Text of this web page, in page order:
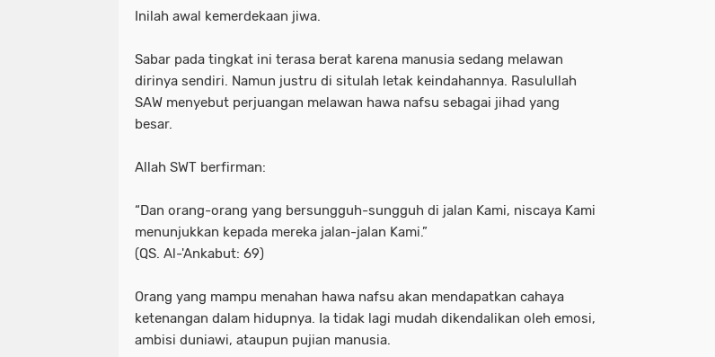
Inilah awal kemerdekaan jiwa.
Sabar pada tingkat ini terasa berat karena manusia sedang melawan
dirinya sendiri. Namun justru di situlah letak keindahannya. Rasulullah
SAW menyebut perjuangan melawan hawa nafsu sebagai jihad yang
besar.
Allah SWT berfirman:
“Dan orang-orang yang bersungguh-sungguh di jalan Kami, niscaya Kami
menunjukkan kepada mereka jalan-jalan Kami.”
(QS. Al-'Ankabut: 69)
Orang yang mampu menahan hawa nafsu akan mendapatkan cahaya
ketenangan dalam hidupnya. Ia tidak lagi mudah dikendalikan oleh emosi,
ambisi duniawi, ataupun pujian manusia.